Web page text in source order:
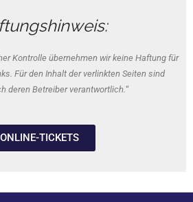
Kontrolle übernehmen wir keine Haftung für
Für den Inhalt der verlinkten Seiten sind
deren Betreiber verantwortlich.“
ONLINE-TICKETS